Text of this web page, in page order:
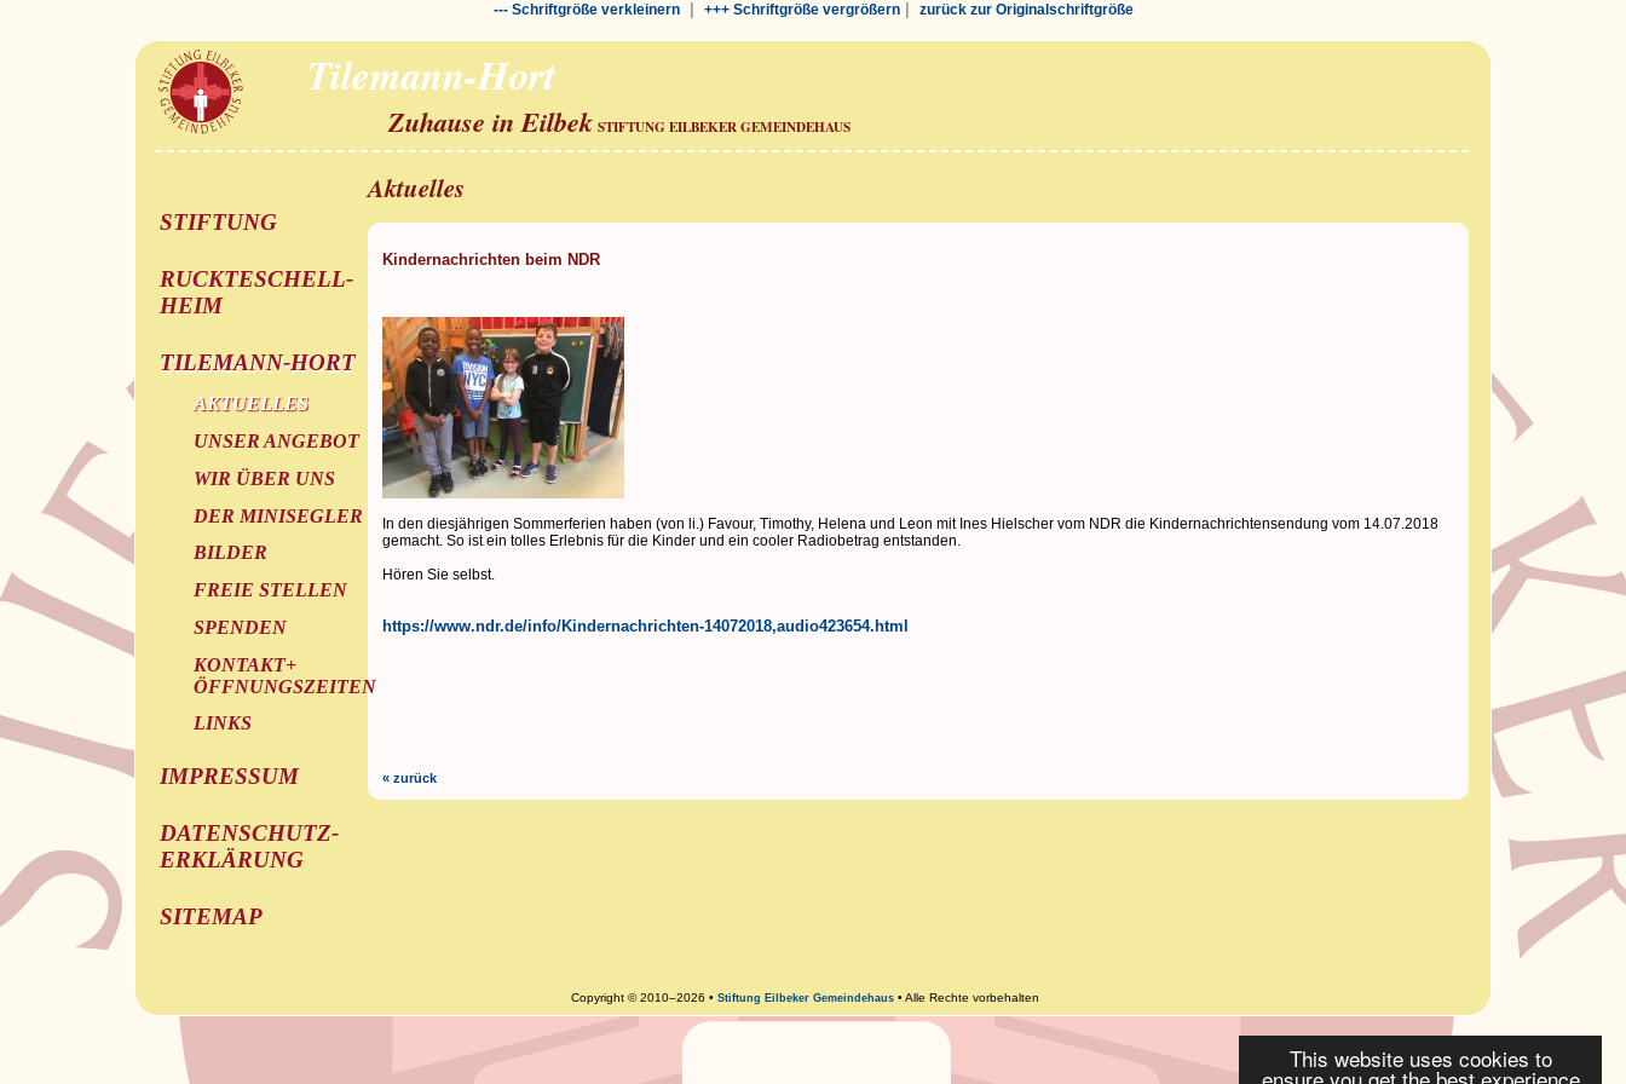
This website uses cookies to
--- Schriftgröße verkleinern| +++ Schriftgröße vergrößern| zurück zur Originalschriftgröße
Tilemann-Hort
Zuhause in Eilbek STIFTUNG EILBEKER GEMEINDEHAUS
STIFTUNG
RUCKTESCHELL-
HEIM
TILEMANN-HORT
AKTUELLES
UNSER ANGEBOT
WIR ÜBER UNS
DER MINISEGLER
BILDER
FREIE STELLEN
SPENDEN
KONTAKT+
ÖFFNUNGSZEITEN
LINKS
IMPRESSUM
DATENSCHUTZ-
ERKLÄRUNG
SITEMAP
Aktuelles
Kindernachrichten beim NDR
In den diesjährigen Sommerferien haben (von li.) Favour, Timothy, Helena und Leon mit Ines Hielscher vom NDR die Kindernachrichtensendung vom 14.07.2018
gemacht. So ist ein tolles Erlebnis für die Kinder und ein cooler Radiobetrag entstanden.
Hören Sie selbst.
https://www.ndr.de/info/Kindernachrichten-14072018,audio423654.html
« zurück
Copyright © 2010–2026 •Stiftung Eilbeker Gemeindehaus • Alle Rechte vorbehalten